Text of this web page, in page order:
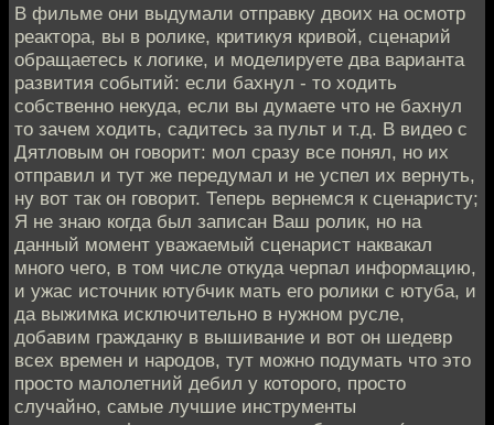
В фильме они выдумали отправку двоих на осмотр
реактора, вы в ролике, критикуя кривой, сценарий
обращаетесь к логике, и моделируете два варианта
развития событий: если бахнул - то ходить
собственно некуда, если вы думаете что не бахнул
то зачем ходить, садитесь за пульт и т.д. В видео с
Дятловым он говорит: мол сразу все понял, но их
отправил и тут же передумал и не успел их вернуть,
ну вот так он говорит. Теперь вернемся к сценаристу;
Я не знаю когда был записан Ваш ролик, но на
данный момент уважаемый сценарист наквакал
много чего, в том числе откуда черпал информацию,
и ужас источник ютубчик мать его ролики с ютуба, и
да выжимка исключительно в нужном русле,
добавим гражданку в вышивание и вот он шедевр
всех времен и народов, тут можно подумать что это
просто малолетний дебил у которого, просто
случайно, самые лучшие инструменты